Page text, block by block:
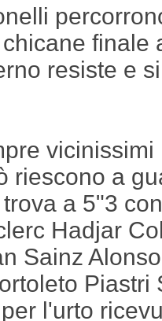
finale
resiste e
riescono a
a 5"3
Hadjar
Sainz
Piastri
l'urto